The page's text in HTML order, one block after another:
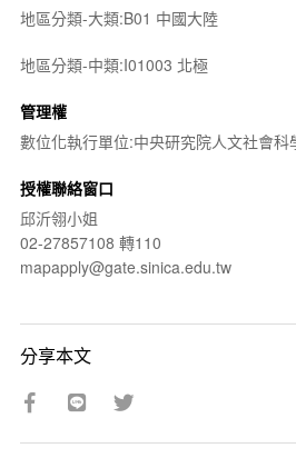
地區分類-大類:B01 中國大陸
地區分類-中類:I01003 北極
管理權
數位化執行單位:中央研究院人文社會科
授權聯絡窗口
邱沂翎小姐
02-27857108 轉110
mapapply@gate.sinica.edu.tw
分享本文